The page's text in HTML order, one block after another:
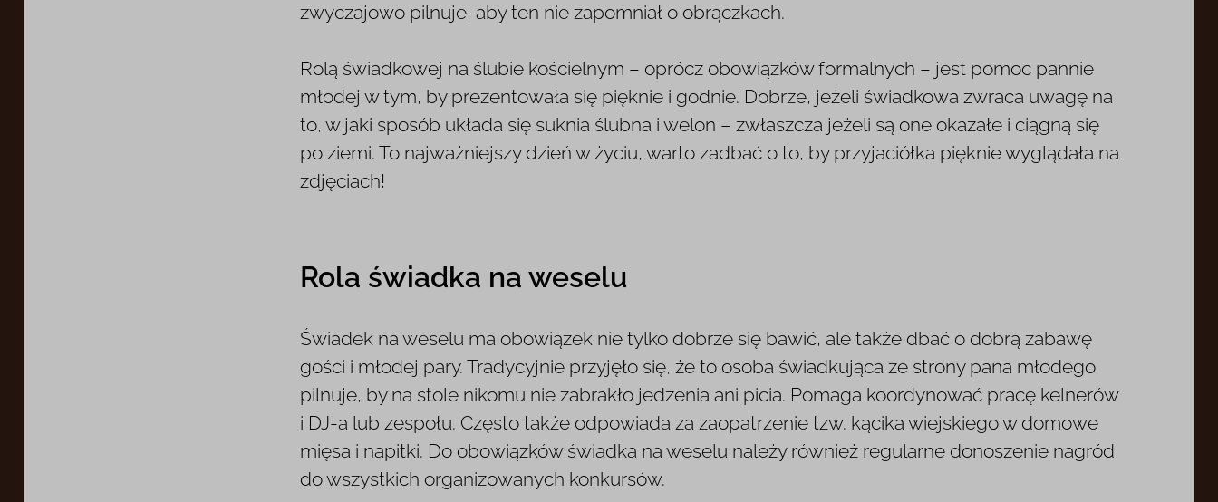
zwyczajowo pilnuje, aby ten nie zapomniał o obrączkach.
Rolą świadkowej na ślubie kościelnym – oprócz obowiązków formalnych – jest pomoc pannie
młodej w tym, by prezentowała się pięknie i godnie. Dobrze, jeżeli świadkowa zwraca uwagę na
to, w jaki sposób układa się suknia ślubna i welon – zwłaszcza jeżeli są one okazałe i ciągną się
po ziemi. To najważniejszy dzień w życiu, warto zadbać o to, by przyjaciółka pięknie wyglądała na
zdjęciach!
Rola świadka na weselu
Świadek na weselu ma obowiązek nie tylko dobrze się bawić, ale także dbać o dobrą zabawę
gości i młodej pary. Tradycyjnie przyjęło się, że to osoba świadkująca ze strony pana młodego
pilnuje, by na stole nikomu nie zabrakło jedzenia ani picia. Pomaga koordynować pracę kelnerów
i DJ-a lub zespołu. Często także odpowiada za zaopatrzenie tzw. kącika wiejskiego w domowe
mięsa i napitki. Do obowiązków świadka na weselu należy również regularne donoszenie nagród
do wszystkich organizowanych konkursów.